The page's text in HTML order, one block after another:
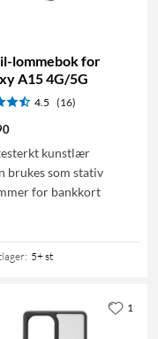
lommebok for
A15 4G/5G
4.5 (16)
kunstlær
brukes som stativ
for bankkort
: 5+ st
1